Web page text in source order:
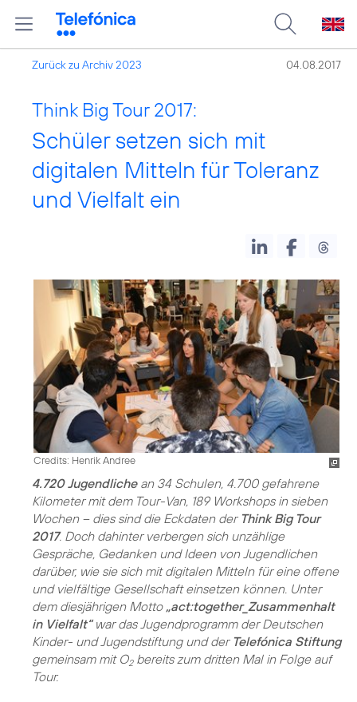
Zurück zu Archiv 2023 04.08.2017
Think Big Tour 2017:
Schüler setzen sich mit
digitalen Mitteln für Toleranz
und Vielfalt ein
Credits: Henrik Andree
4.720 Jugendlichean 34 Schulen, 4.700 gefahrene
Kilometer mit dem Tour-Van, 189 Workshops in sieben
Wochen – dies sind die Eckdaten der Think Big Tour
2017. Doch dahinter verbergen sich unzählige
Gespräche, Gedanken und Ideen von Jugendlichen
darüber, wie sie sich mit digitalen Mitteln für eine offene
und vielfältige Gesellschaft einsetzen können. Unter
dem diesjährigen Motto „act:together_Zusammenhalt
in Vielfalt“war das Jugendprogramm der Deutschen
Kinder- und Jugendstiftung und der Telefónica Stiftung
gemeinsam mit O2bereits zum dritten Mal in Folge auf
Tour.